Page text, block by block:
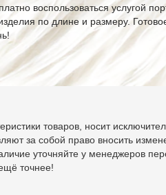
воспользоваться услугой
по длине и размеру.
товаров, носит
за собой право вносить
уточняйте у менеджеров
точнее!